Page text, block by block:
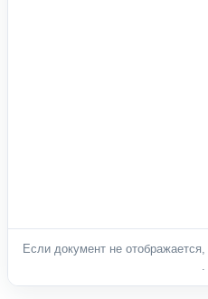
Если документ не отображается,